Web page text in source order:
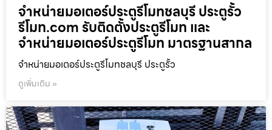
จำหน่ายมอเตอร์ประตูรีโมทชลบุรี ประตูรั้ว
รีโมท.com รับติดตั้งประตูรีโมท และ
จำหน่ายมอเตอร์ประตูรีโมท มาตรฐานสากล
จำหน่ายมอเตอร์ประตูรีโมทชลบุรี ประตูรั้ว
ดูเพิ่มเติม »